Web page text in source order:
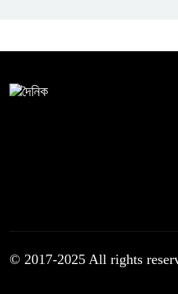
© 2017-2025 All rights